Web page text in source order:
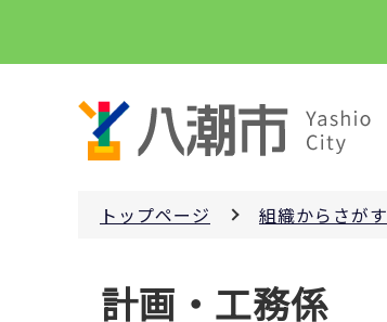
ペ
トップページ 組織からさがす
計画・工務係